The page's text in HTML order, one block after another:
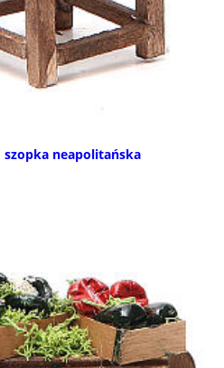
szopka neapolitańska